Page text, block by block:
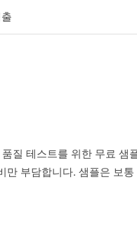
질 테스트를 위한 무료 샘
만 부담합니다. 샘플은 보